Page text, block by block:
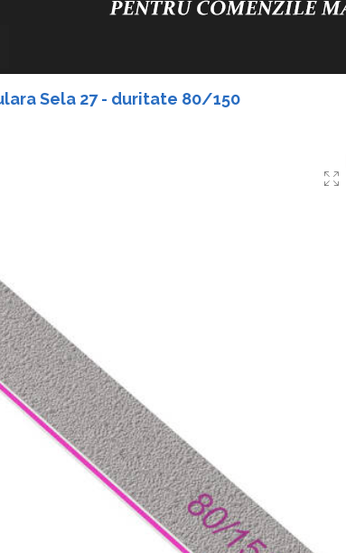
Sela 27 - duritate 80/150